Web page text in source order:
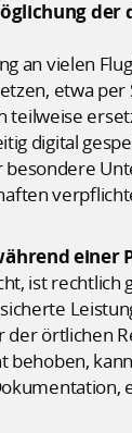
an vielen
etwa
teilweise
digital
einer
ist
örtlichen
behoben,